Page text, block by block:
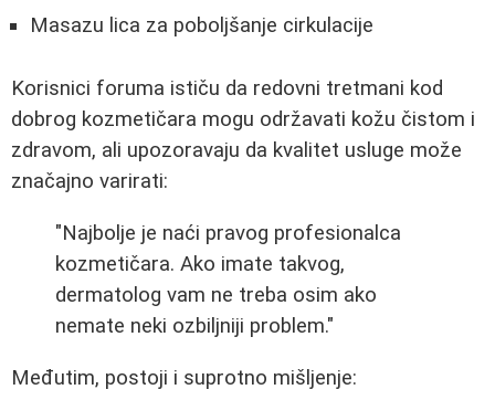
Masazu lica za poboljšanje cirkulacije
Korisnici foruma ističu da redovni tretmani kod
dobrog kozmetičara mogu održavati kožu čistom i
zdravom, ali upozoravaju da kvalitet usluge može
značajno varirati:
"Najbolje je naći pravog profesionalca
kozmetičara. Ako imate takvog,
dermatolog vam ne treba osim ako
nemate neki ozbiljniji problem."
Međutim, postoji i suprotno mišljenje: